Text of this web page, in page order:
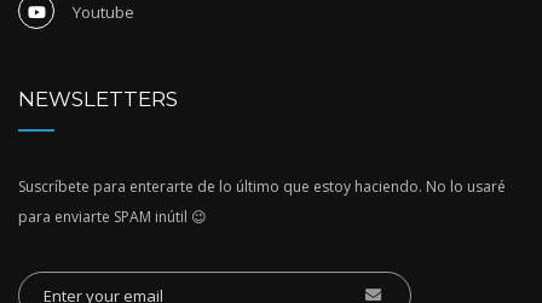
Youtube
NEWSLETTERS
Suscríbete para enterarte de lo último que estoy haciendo. No lo usaré
para enviarte SPAM inútil 😉